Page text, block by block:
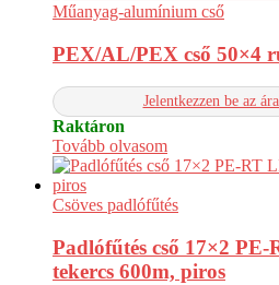
Műanyag-alumínium cső
PEX/AL/PEX cső 50×4
Jelentkezzen be az
Raktáron
Tovább olvasom
Csöves padlófűtés
Padlófűtés cső 17×2
tekercs 600m, piros